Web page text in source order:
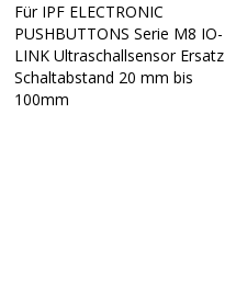
Für IPF ELECTRONIC
PUSHBUTTONS Serie M8 IO-
LINK Ultraschallsensor Ersatz
Schaltabstand 20 mm bis
100mm